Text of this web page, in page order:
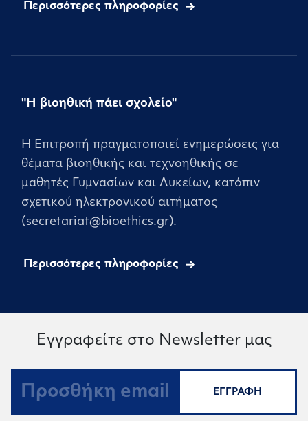
Περισσότερες πληροφορίες
"Η βιοηθική πάει σχολείο"
Η Επιτροπή πραγματοποιεί ενημερώσεις για
θέματα βιοηθικής και τεχνοηθικής σε
μαθητές Γυμνασίων και Λυκείων, κατόπιν
σχετικού ηλεκτρονικού αιτήματος
(secretariat@bioethics.gr).
Περισσότερες πληροφορίες
Εγγραφείτε στο Newsletter μας
ΕΓΓΡΑΦΗ